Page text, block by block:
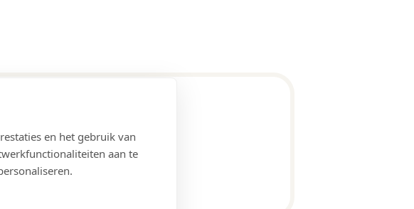
en het gebruik van
aan te